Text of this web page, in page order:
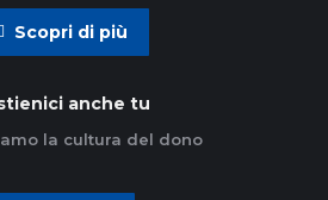
Scopri di più
anche tu
la cultura del dono